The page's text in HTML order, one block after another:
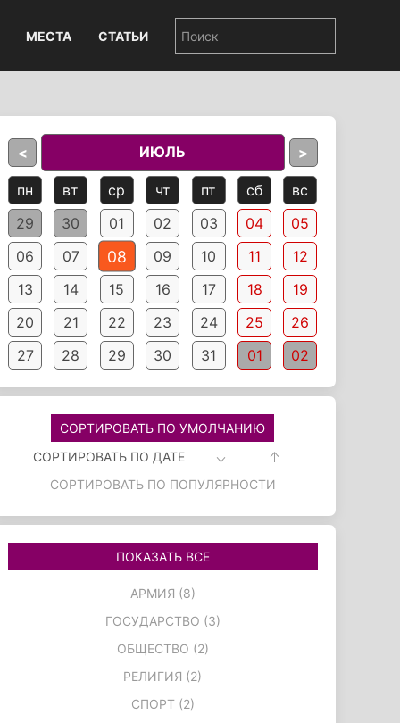
МЕСТА СТАТЬИ
< ИЮЛЬ >
пн вт ср чт пт сб
вс
29
30 01 02 03 04
05
06
07 08 09 10 11
12
13
14 15 16 17 18
19
20
21 22 23 24 25
26
27
28 29 30 31 01 02
СОРТИРОВАТЬ ПО УМОЛЧАНИЮ
СОРТИРОВАТЬ ПО ДАТЕ
СОРТИРОВАТЬ ПО ПОПУЛЯРНОСТИ
ПОКАЗАТЬ ВСЕ
АРМИЯ (8)
ГОСУДАРСТВО (3)
ОБЩЕСТВО (2)
РЕЛИГИЯ (2)
СПОРТ (2)